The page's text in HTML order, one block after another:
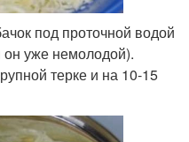
под проточной водой
он уже немолодой).
терке и на 10-15